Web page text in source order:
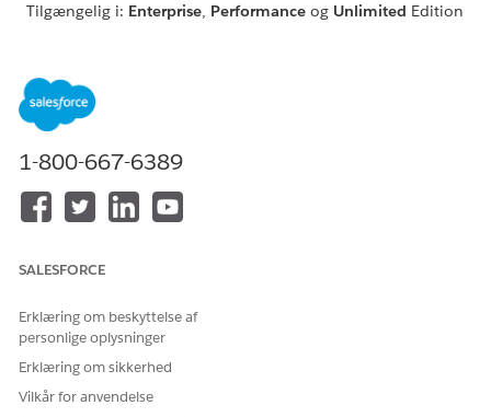
Tilgængelig i: Enterprise, Performance og Unlimited Edition
Denne skabelon opretter en serviceanmodningsregistrering,
der registrerer vigtige brugeroplysninger for nøjagtig og
reviderbar fuldførelse. Gennemse, hvad der er inkluderet i
Registreringsattributter
Registreringsformularen for denne skabelon registrerer disse
Politikundtagelse: Detaljerne for den ønskede
Forretningsjustering: Forretningsjusteringen for at anmode
om undtagelsen.
Yderligere oplysninger: Alle yderligere oplysninger, der er
relevante for anmodningen (valgfri).
1-800-667-6389
SALESFORCE
Erklæring om beskyttelse af
personlige oplysninger
Erklæring om sikkerhed
Vilkår for anvendelse